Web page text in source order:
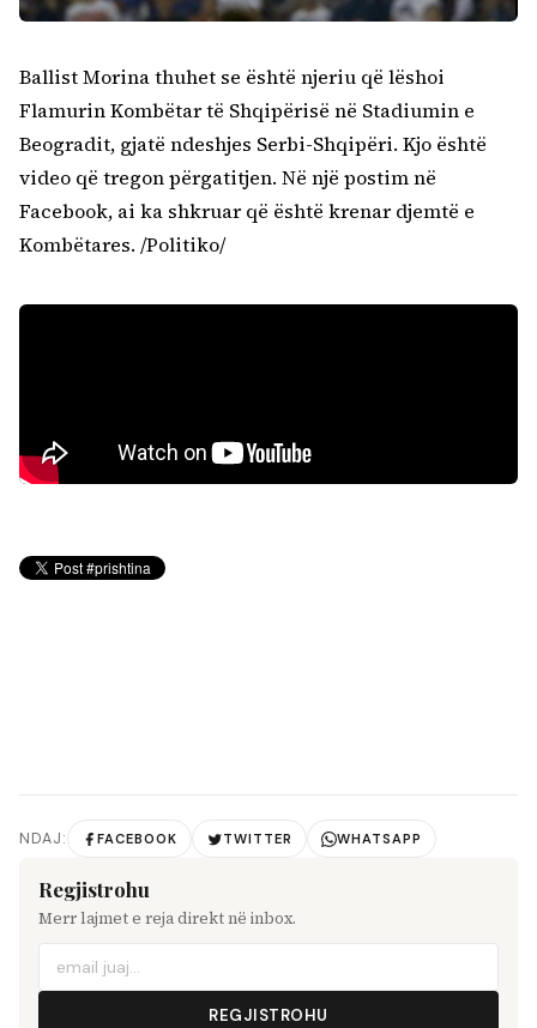
Ballist Morina thuhet se është njeriu që lëshoi
Flamurin Kombëtar të Shqipërisë në Stadiumin e
Beogradit, gjatë ndeshjes Serbi-Shqipëri. Kjo është
video që tregon përgatitjen. Në një postim në
Facebook, ai ka shkruar që është krenar djemtë e
Kombëtares. /Politiko/
NDAJ: FACEBOOK TWITTER WHATSAPP
Regjistrohu
Merr lajmet e reja direkt në inbox.
REGJISTROHU